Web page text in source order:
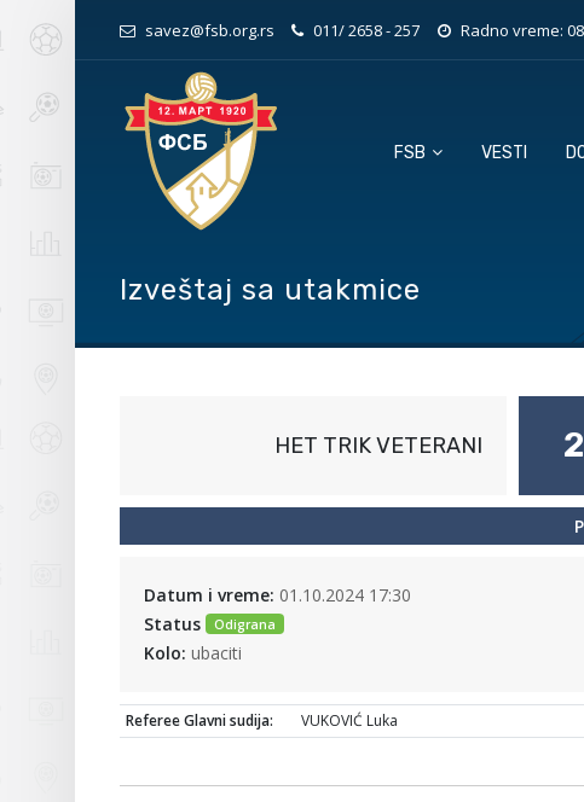
savez@fsb.org.rs 011/ 2658 - 257 Radno vreme:
FSB VESTI
Izveštaj sa utakmice
HET TRIK VETERANI 2
Datum i vreme: 01.10.2024 17:30
Status
Odigrana
Kolo: ubaciti
Referee Glavni sudija: VUKOVIĆ Luka